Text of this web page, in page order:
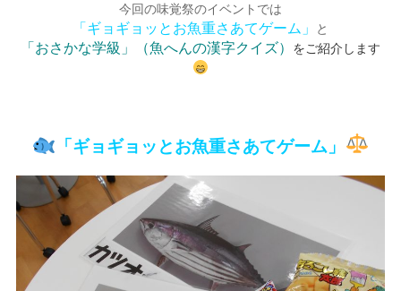
今回の味覚祭のイベントでは
「ギョギョッとお魚重さあてゲーム」 と
「おさかな学級」（魚へんの漢字クイズ） をご紹介します
「ギョギョッとお魚重さあてゲーム」